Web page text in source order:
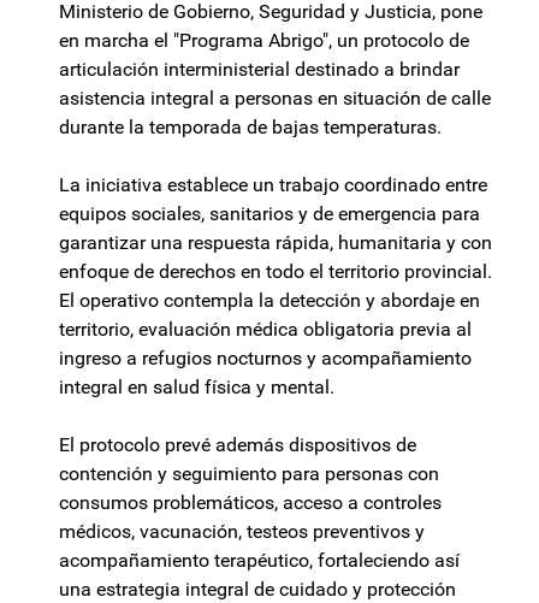
Ministerio de Gobierno, Seguridad y Justicia, pone
en marcha el "Programa Abrigo", un protocolo de
articulación interministerial destinado a brindar
asistencia integral a personas en situación de calle
durante la temporada de bajas temperaturas.
La iniciativa establece un trabajo coordinado entre
equipos sociales, sanitarios y de emergencia para
garantizar una respuesta rápida, humanitaria y con
enfoque de derechos en todo el territorio provincial.
El operativo contempla la detección y abordaje en
territorio, evaluación médica obligatoria previa al
ingreso a refugios nocturnos y acompañamiento
integral en salud física y mental.
El protocolo prevé además dispositivos de
contención y seguimiento para personas con
consumos problemáticos, acceso a controles
médicos, vacunación, testeos preventivos y
acompañamiento terapéutico, fortaleciendo así
una estrategia integral de cuidado y protección